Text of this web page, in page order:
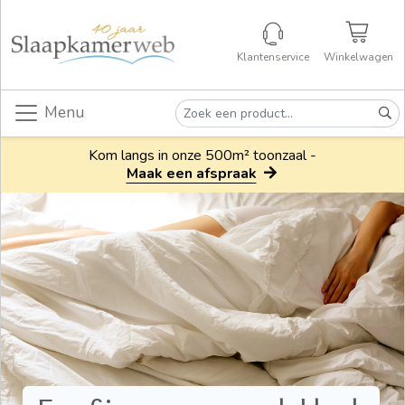
Klantenservice Winkelwagen
Menu
Kom langs in onze 500m² toonzaal -
Maak een afspraak